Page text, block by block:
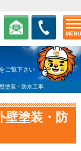
MENU
ご覧下さい
塗装・防水工事
壁塗装・防